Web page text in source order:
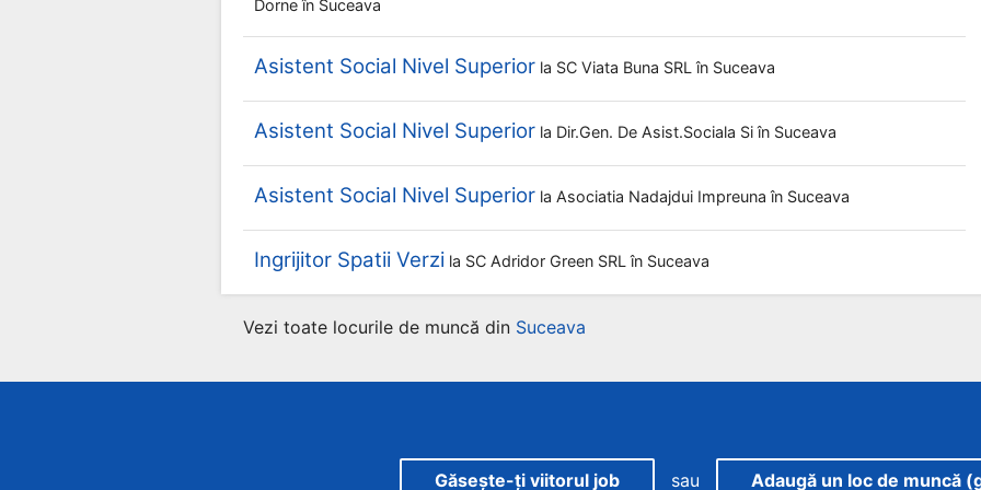
Dorne în Suceava
Asistent Social Nivel Superior la SC Viata Buna SRL în Suceava
Asistent Social Nivel Superior la Dir.gen. De Asist.sociala Si în Suceava
Asistent Social Nivel Superior la Asociatia Nadajdui Impreuna în Suceava
Ingrijitor Spatii Verzi la SC Adridor Green SRL în Suceava
Vezi toate locurile de muncă din Suceava
Găsește-ți viitorul job sau Adaugă un loc de muncă